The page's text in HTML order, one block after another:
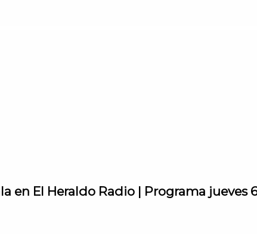
en El Heraldo Radio | Programa jueves